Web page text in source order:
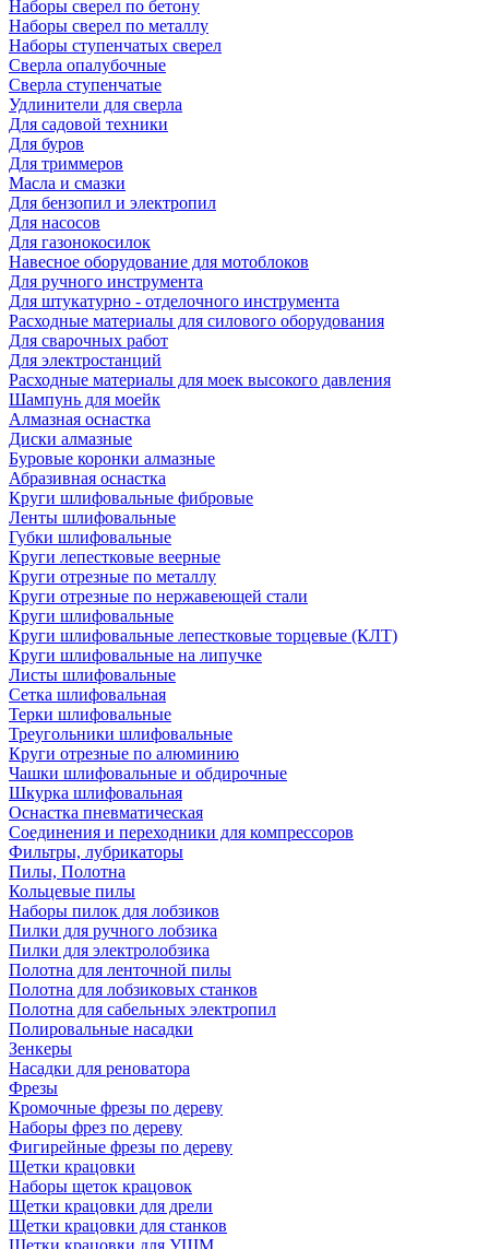
Наборы сверел по бетону
Наборы сверел по металлу
Наборы ступенчатых сверел
Сверла опалубочные
Сверла ступенчатые
Удлинители для сверла
Для садовой техники
Для буров
Для триммеров
Масла и смазки
Для бензопил и электропил
Для насосов
Для газонокосилок
Навесное оборудование для мотоблоков
Для ручного инструмента
Для штукатурно - отделочного инструмента
Расходные материалы для силового оборудования
Для сварочных работ
Для электростанций
Расходные материалы для моек высокого давления
Шампунь для моейк
Алмазная оснастка
Диски алмазные
Буровые коронки алмазные
Абразивная оснастка
Круги шлифовальные фибровые
Ленты шлифовальные
Губки шлифовальные
Круги лепестковые веерные
Круги отрезные по металлу
Круги отрезные по нержавеющей стали
Круги шлифовальные
Круги шлифовальные лепестковые торцевые (КЛТ)
Круги шлифовальные на липучке
Листы шлифовальные
Сетка шлифовальная
Терки шлифовальные
Треугольники шлифовальные
Круги отрезные по алюминию
Чашки шлифовальные и обдирочные
Шкурка шлифовальная
Оснастка пневматическая
Соединения и переходники для компрессоров
Фильтры, лубрикаторы
Пилы, Полотна
Кольцевые пилы
Наборы пилок для лобзиков
Пилки для ручного лобзика
Пилки для электролобзика
Полотна для ленточной пилы
Полотна для лобзиковых станков
Полотна для сабельных электропил
Полировальные насадки
Зенкеры
Насадки для реноватора
Фрезы
Кромочные фрезы по дереву
Наборы фрез по дереву
Фигирейные фрезы по дереву
Щетки крацовки
Наборы щеток крацовок
Щетки крацовки для дрели
Щетки крацовки для станков
Щетки крацовки для УШМ